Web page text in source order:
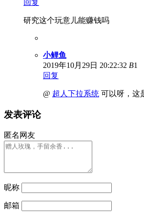
回复
研究这个玩意儿能赚钱吗
小鲤鱼
2019年10月29日 20:22:32 B1
回复
@ 超人下拉系统 可以呀，这
发表评论
匿名网友
昵称
邮箱